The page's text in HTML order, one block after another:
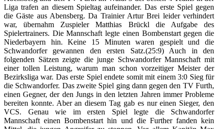
Liga trafen an diesem Spieltag aufeinander. Das erste Spiel gegen
die Gäste aus Abensberg. Da Trainier Artur Brei leider verhindert
war, übernahm Zuspieler Matthias Brückl die Aufgabe des
Spielertrainers. Die Mannschaft legte einen Bombenstart gegen die
Niederbayern hin. Keine 15 Minuten waren gespielt und die
Schwandorfer gewannen den ersten Satz.(25:9) Auch in den
folgenden Sätzen zeigte die junge Schwandorfer Mannschaft mit
einer tollen Leistung, warum man schon vorzeitiger Meister der
Bezirksliga war. Das erste Spiel endete somit mit einem 3:0 Sieg für
die Schwandorfer. Das zweite Spiel ging dann gegen den TV Furth,
einen Gegner, der den Jungs in den letzten Jahren immer Probleme
bereiten konnte. Aber an diesem Tag gab es nur einen Sieger, den
VCS. Genau wie im ersten Spiel legte die Schwandorfer
Mannschaft einen Bombenstart hin und die Further fanden kein